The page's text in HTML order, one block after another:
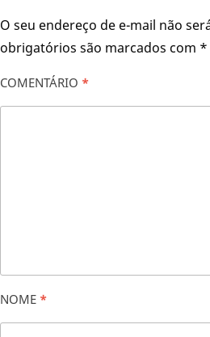
O seu endereço de e-mail não
obrigatórios são marcados com *
COMENTÁRIO *
NOME *